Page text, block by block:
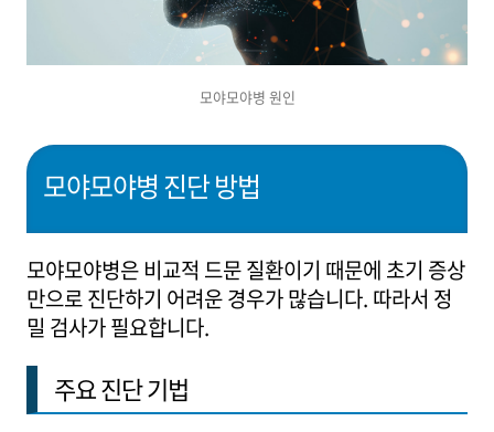
모야모야병 원인
모야모야병 진단 방법
모야모야병은 비교적 드문 질환이기 때문에 초기 증상
만으로 진단하기 어려운 경우가 많습니다. 따라서 정
밀 검사가 필요합니다.
주요 진단 기법